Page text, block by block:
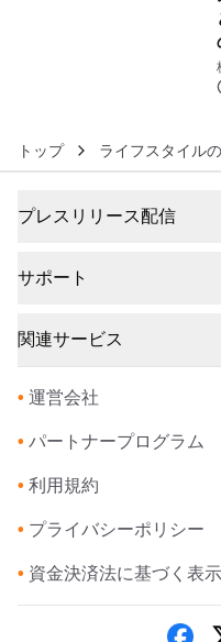
トップ ライフスタイル
プレスリリース配信
サポート
関連サービス
• 運営会社
• パートナープログラム
• 利用規約
• プライバシーポリシー
• 資金決済法に基づく表示